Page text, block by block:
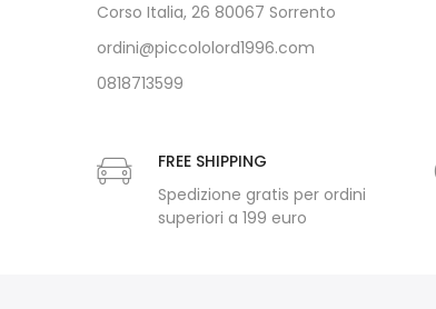
Corso Italia, 26 80067 Sorrento
ordini@piccololord1996.com
0818713599
FREE SHIPPING
Spedizione gratis per ordini
superiori a 199 euro